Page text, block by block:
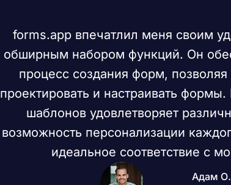
forms.app впечатлил меня своим
обширным набором функций. Он
процесс создания форм, позволяя
проектировать и настраивать
шаблонов удовлетворяет
возможность персонализации
идеальное соответствие с
Адам О.